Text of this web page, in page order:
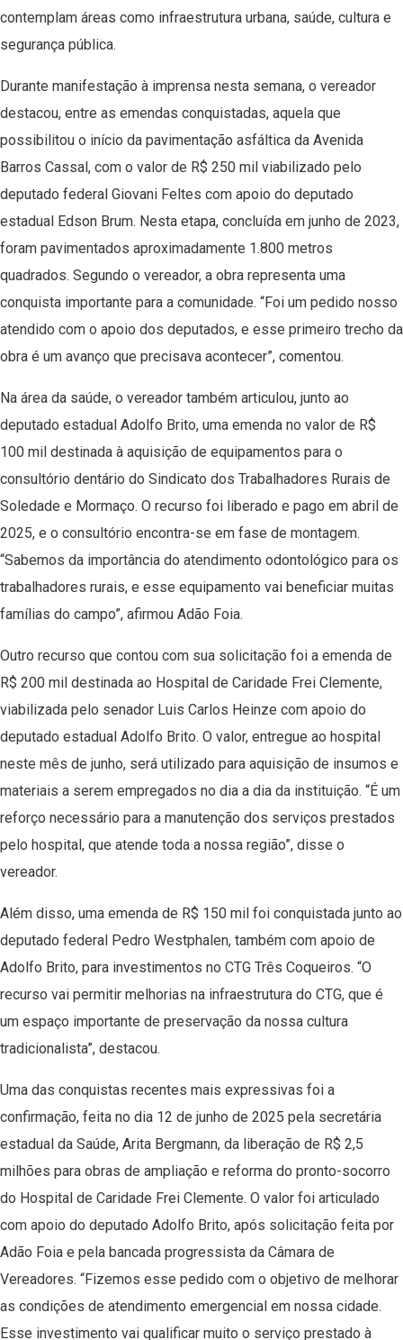
contemplam áreas como infraestrutura urbana, saúde, cultura e
segurança pública.
Durante manifestação à imprensa nesta semana, o vereador
destacou, entre as emendas conquistadas, aquela que
possibilitou o início da pavimentação asfáltica da Avenida
Barros Cassal, com o valor de R$ 250 mil viabilizado pelo
deputado federal Giovani Feltes com apoio do deputado
estadual Edson Brum. Nesta etapa, concluída em junho de 2023,
foram pavimentados aproximadamente 1.800 metros
quadrados. Segundo o vereador, a obra representa uma
conquista importante para a comunidade. “Foi um pedido nosso
atendido com o apoio dos deputados, e esse primeiro trecho da
obra é um avanço que precisava acontecer”, comentou.
Na área da saúde, o vereador também articulou, junto ao
deputado estadual Adolfo Brito, uma emenda no valor de R$
100 mil destinada à aquisição de equipamentos para o
consultório dentário do Sindicato dos Trabalhadores Rurais de
Soledade e Mormaço. O recurso foi liberado e pago em abril de
2025, e o consultório encontra-se em fase de montagem.
“Sabemos da importância do atendimento odontológico para os
trabalhadores rurais, e esse equipamento vai beneficiar muitas
famílias do campo”, afirmou Adão Foia.
Outro recurso que contou com sua solicitação foi a emenda de
R$ 200 mil destinada ao Hospital de Caridade Frei Clemente,
viabilizada pelo senador Luis Carlos Heinze com apoio do
deputado estadual Adolfo Brito. O valor, entregue ao hospital
neste mês de junho, será utilizado para aquisição de insumos e
materiais a serem empregados no dia a dia da instituição. “É um
reforço necessário para a manutenção dos serviços prestados
pelo hospital, que atende toda a nossa região”, disse o
vereador.
Além disso, uma emenda de R$ 150 mil foi conquistada junto ao
deputado federal Pedro Westphalen, também com apoio de
Adolfo Brito, para investimentos no CTG Três Coqueiros. “O
recurso vai permitir melhorias na infraestrutura do CTG, que é
um espaço importante de preservação da nossa cultura
tradicionalista”, destacou.
Uma das conquistas recentes mais expressivas foi a
confirmação, feita no dia 12 de junho de 2025 pela secretária
estadual da Saúde, Arita Bergmann, da liberação de R$ 2,5
milhões para obras de ampliação e reforma do pronto-socorro
do Hospital de Caridade Frei Clemente. O valor foi articulado
com apoio do deputado Adolfo Brito, após solicitação feita por
Adão Foia e pela bancada progressista da Câmara de
Vereadores. “Fizemos esse pedido com o objetivo de melhorar
as condições de atendimento emergencial em nossa cidade.
Esse investimento vai qualificar muito o serviço prestado à